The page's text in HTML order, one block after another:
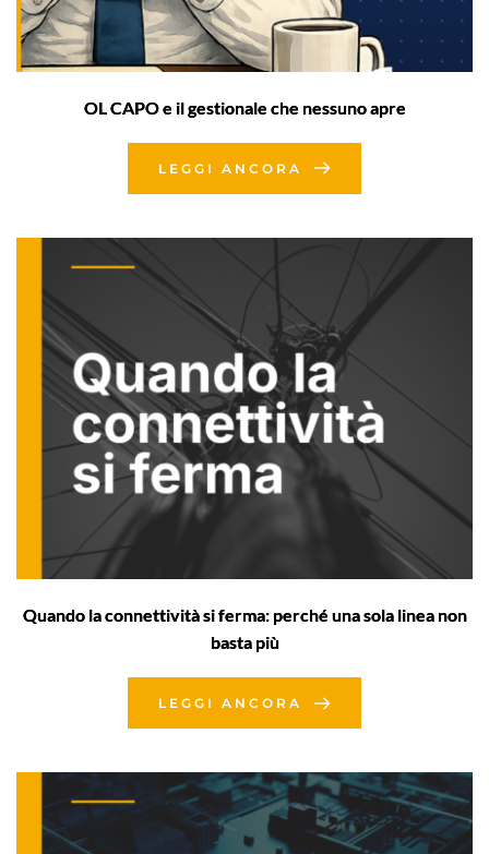
OL CAPO e il gestionale che nessuno apre
LEGGI ANCORA
Quando la connettività si ferma: perché una sola linea non
basta più
LEGGI ANCORA